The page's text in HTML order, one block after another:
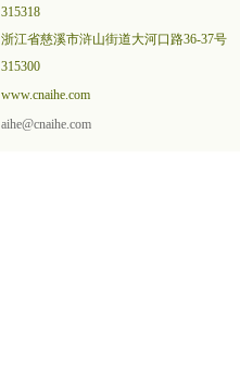
315318
浙江省慈溪市浒山街道大河口路36-37号
315300
www.cnaihe.com
aihe@cnaihe.com